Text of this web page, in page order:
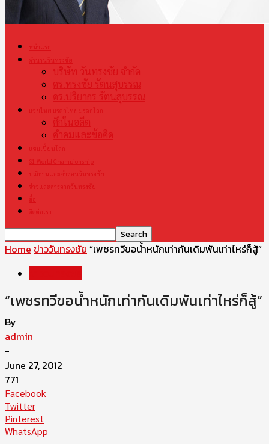
หน้าแรก
ตำนานวันทรงชัย
บริษัท วันทรงชัย จำกัด
ดร.ทรงชัย รัตนสุบรรณ
ดร.ปริยากร รัตนสุบรรณ
มวยไทย มรดกไทย มรดกโลก
ศึกในอดีต
คำคมและข้อคิด
แชมเปี้ยนโลก
S1 World Championship
ปณิธานและคำสอนวันทรงชัย
ข่าวและสารจากวันทรงชัย
สื่อ
ติดต่อเรา
Home ข่าววันทรงชัย “เพชรทวีขอน้ำหนักเท่ากันเดิมพันเท่าไหร่ก็สู้”
“เพชรทวีขอน้ำหนักเท่ากันเดิมพันเท่าไหร่ก็สู้”
By
admin
-
June 27, 2012
771
Facebook
Twitter
Pinterest
WhatsApp